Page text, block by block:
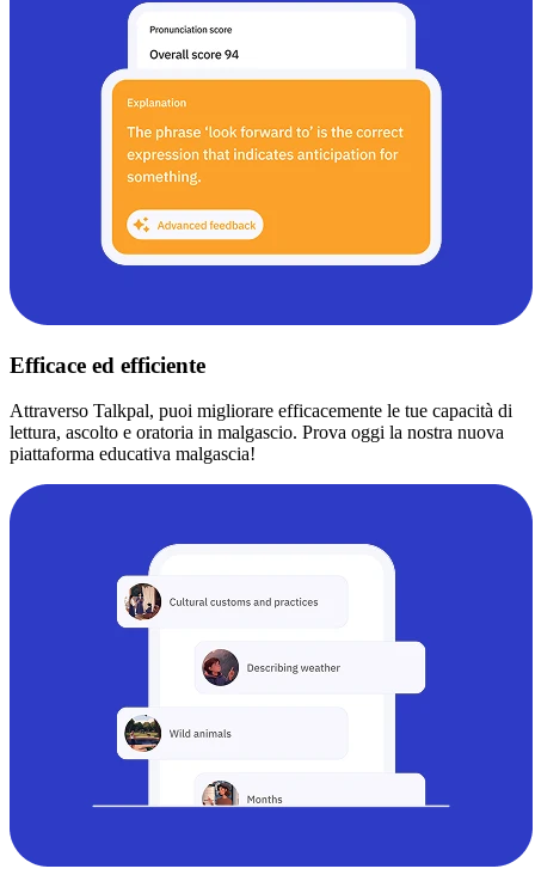
Efficace ed efficiente
Attraverso Talkpal, puoi migliorare efficacemente le tue capacità di
lettura, ascolto e oratoria in malgascio. Prova oggi la nostra nuova
piattaforma educativa malgascia!